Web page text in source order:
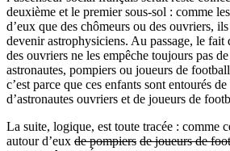
deuxième et le premier sous-sol : comme
d’eux que des chômeurs ou des ouvriers,
devenir astrophysiciens. Au passage, le fait
des ouvriers ne les empêche toujours pas
astronautes, pompiers ou joueurs de
c’est parce que ces enfants sont entourés
d’astronautes ouvriers et de joueurs de
La suite, logique, est toute tracée : comme
autour d’eux de pompiers de joueurs de foot